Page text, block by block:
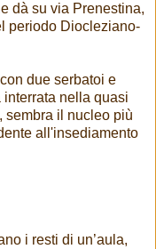
dà su via Prenestina,
periodo Diocleziano-
due serbatoi e
interrata nella quasi
sembra il nucleo più
all'insediamento
i resti di un’aula,